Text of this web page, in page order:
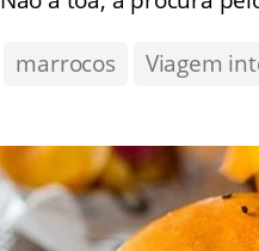
marrocos Viagem